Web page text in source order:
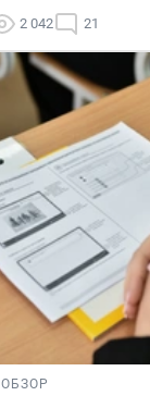
2 042 21
ОБЗОР